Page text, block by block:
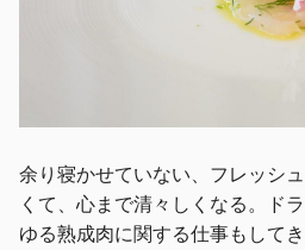
余り寝かせていない、フレッシ
くて、心まで清々しくなる。ド
ゆる熟成肉に関する仕事もして